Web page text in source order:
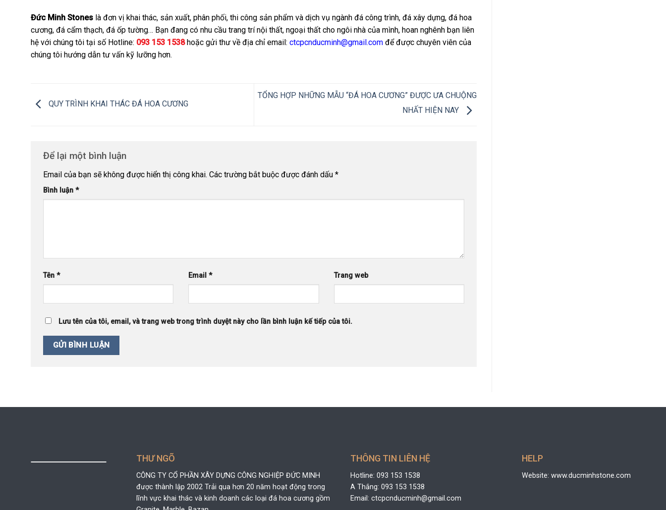
Đức Minh Stones là đơn vị khai thác, sản xuất, phân phối, thi công sản phẩm và dịch vụ ngành đá công trình, đá xây dựng, đá hoa
cương, đá cẩm thạch, đá ốp tường… Bạn đang có nhu cầu trang trí nội thất, ngoại thất cho ngôi nhà của mình, hoan nghênh bạn liên
hệ với chúng tôi tại số Hotline: 093 153 1538hoặc gửi thư về địa chỉ email: ctcpcnducminh@gmail.com để được chuyên viên của
chúng tôi hướng dẫn tư vấn kỹ lưỡng hơn.
QUY TRÌNH KHAI THÁC ĐÁ HOA CƯƠNG
TỔNG HỢP NHỮNG MẪU “ĐÁ HOA CƯƠNG” ĐƯỢC ƯA CHUỘNG
NHẤT HIỆN NAY
Để lại một bình luận
Email của bạn sẽ không được hiển thị công khai. Các trường bắt buộc được đánh dấu *
Bình luận *
Tên * Email* Trang web
Lưu tên của tôi, email, và trang web trong trình duyệt này cho lần bình luận kế tiếp của tôi.
THƯ NGÕ
CÔNG TY CỔ PHẦN XÂY DỰNG CÔNG NGHIỆP ĐỨC MINH
được thành lập 2002 Trải qua hơn 20 năm hoạt động trong
lĩnh vực khai thác và kinh doanh các loại đá hoa cương gồm
THÔNG TIN LIÊN HỆ
Hotline: 093 153 1538
A Thắng: 093 153 1538
Email: ctcpcnducminh@gmail.com
HELP
Website: www.ducminhstone.com